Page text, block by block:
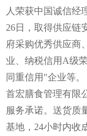
人荣获中国诚信经
26日，取得供应链
府采购优秀供应商
业、纳税信用A级
同重信用"企业等。
首宏膳食管理有限
服务承诺。送货质
基地，24小时内收